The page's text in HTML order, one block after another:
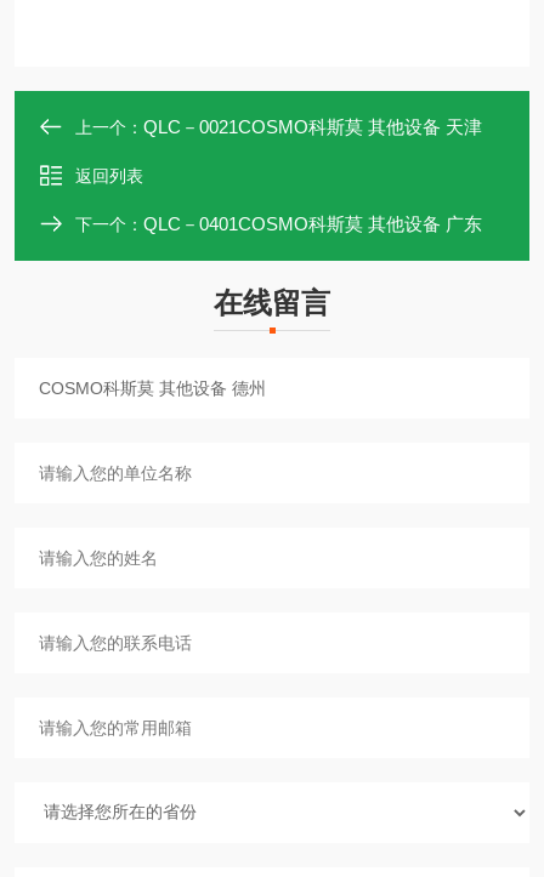
上一个： QLC－0021COSMO科斯莫 其他设备 天津
返回列表
下一个： QLC－0401COSMO科斯莫 其他设备 广东
在线留言